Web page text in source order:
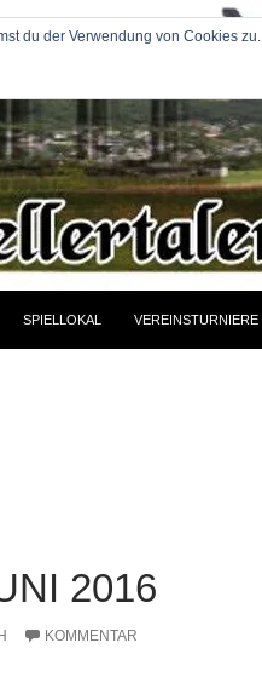
SPIELLOKAL VEREINSTURNIERE
2016
KOMMENTAR
du der Verwendung von Cookies zu.